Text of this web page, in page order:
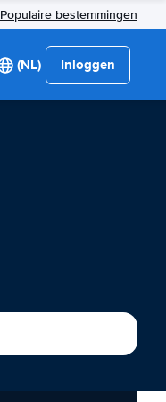
Populaire bestemmingen
(NL) Inloggen